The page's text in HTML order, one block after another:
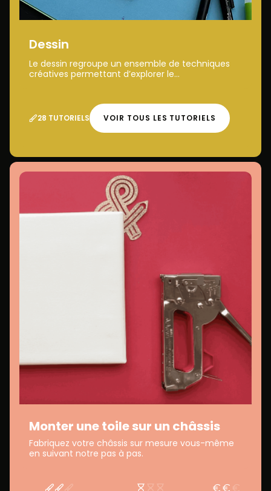
Dessin
Le dessin regroupe un ensemble de techniques
créatives permettant d’explorer le...
28 TUTORIELS VOIR TOUS LES TUTORIELS
Monter une toile sur un châssis
Fabriquez votre châssis sur mesure vous-même
en suivant notre pas à pas.